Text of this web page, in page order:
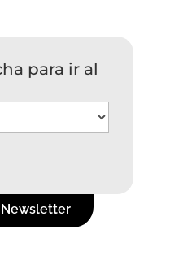
para ir al